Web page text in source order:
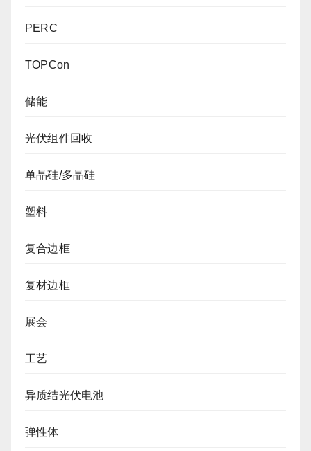
PERC
TOPCon
储能
光伏组件回收
单晶硅/多晶硅
塑料
复合边框
复材边框
展会
工艺
异质结光伏电池
弹性体